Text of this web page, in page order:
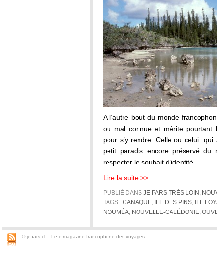
A l’autre bout du monde
ou mal connue et mérite pourtant
pour s’y rendre. Celle ou celui
petit paradis encore préservé
respecter le souhait d’identité …
Lire la suite >>
PUBLIÉ DANS JE PARS TRÈS LOIN
TAGS : CANAQUE ILE DES PINS
ILE
NOUMÉA
NOUVELLE-CALÉDONIE
© jepars.ch - Le e-magazine francophone des voyages